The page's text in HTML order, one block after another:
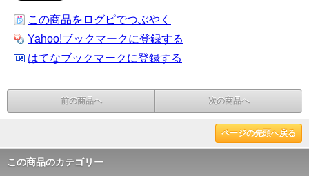
この商品をログピでつぶやく
Yahoo!ブックマークに登録する
はてなブックマークに登録する
前の商品へ 次の商品へ
ページの先頭へ戻る
この商品のカテゴリー